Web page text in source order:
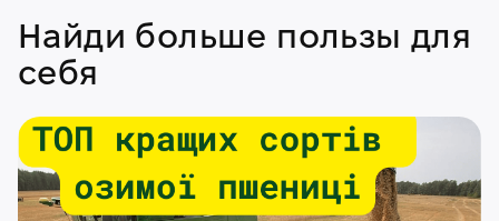
Найди больше пользы для
себя